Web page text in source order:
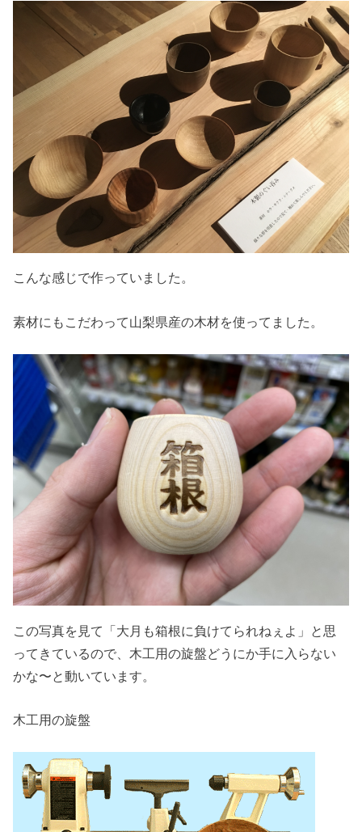
こんな感じで作っていました。
素材にもこだわって山梨県産の木材を使ってました。
この写真を見て「大月も箱根に負けてられねぇよ」と思
ってきているので、木工用の旋盤どうにか手に入らない
かな〜と動いています。
木工用の旋盤